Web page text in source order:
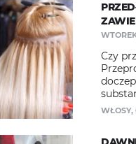
Czy
WŁOSY,